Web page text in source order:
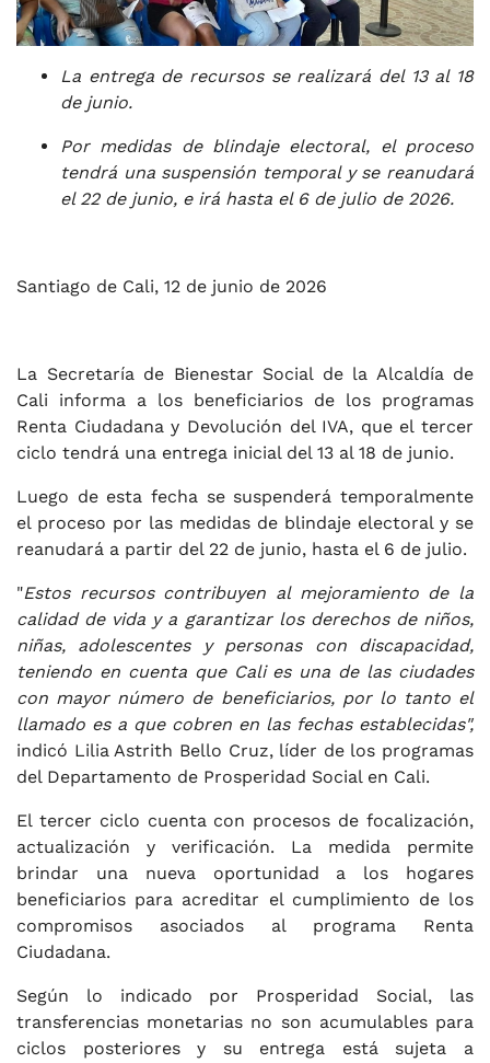
La entrega de recursos se realizará del 13 al 18
de junio.
Por medidas de blindaje electoral, el proceso
tendrá una suspensión temporal y se reanudará
el 22 de junio, e irá hasta el 6 de julio de 2026.
Santiago de Cali, 12 de junio de 2026
La Secretaría de Bienestar Social de la Alcaldía de
Cali informa a los beneficiarios de los programas
Renta Ciudadana y Devolución del IVA, que el tercer
ciclo tendrá una entrega inicial del 13 al 18 de junio.
Luego de esta fecha se suspenderá temporalmente
el proceso por las medidas de blindaje electoral y se
reanudará a partir del 22 de junio, hasta el 6 de julio.
"Estos recursos contribuyen al mejoramiento de la
calidad de vida y a garantizar los derechos de niños,
niñas, adolescentes y personas con discapacidad,
teniendo en cuenta que Cali es una de las ciudades
con mayor número de beneficiarios, por lo tanto el
llamado es a que cobren en las fechas establecidas",
indicó Lilia Astrith Bello Cruz, líder de los programas
del Departamento de Prosperidad Social en Cali.
El tercer ciclo cuenta con procesos de focalización,
actualización y verificación. La medida permite
brindar una nueva oportunidad a los hogares
beneficiarios para acreditar el cumplimiento de los
compromisos asociados al programa Renta
Ciudadana.
Según lo indicado por Prosperidad Social, las
transferencias monetarias no son acumulables para
ciclos posteriores y su entrega está sujeta a